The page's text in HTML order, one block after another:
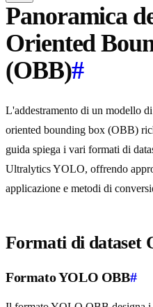
Panoramica
Oriented
(OBB)#
L'addestramento di un modello di
oriented bounding box (OBB)
guida spiega i vari formati di
Ultralytics YOLO, offrendo
applicazione e metodi di
Formati di dataset
Formato YOLO OBB#